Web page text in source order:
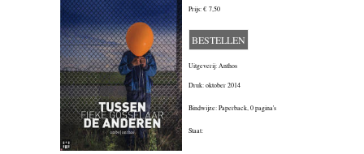
AMERIKA
AMSTERDAM
AUTOBIOGRAFIE
Prijs: € 7,50
BESTELLEN
Uitgeverij: Anthos
Druk: oktober 2014
Bindwijze: Paperback, 0 pagina's
Staat: